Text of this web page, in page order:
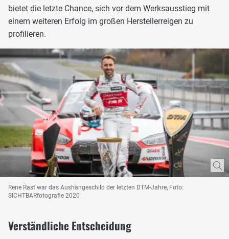
bietet die letzte Chance, sich vor dem Werksausstieg mit
einem weiteren Erfolg im großen Herstellerreigen zu
profilieren.
Rene Rast war das Aushängeschild der letzten DTM-Jahre, Foto:
SICHTBARfotografie 2020
Verständliche Entscheidung